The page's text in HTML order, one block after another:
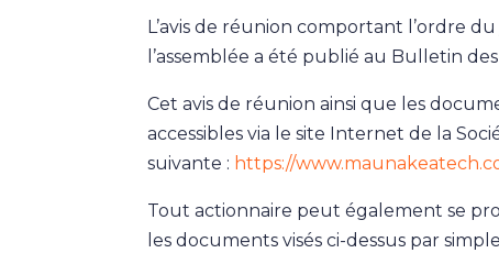
L’avis de réunion comportant l’ordre
l’assemblée a été publié au Bulletin
Cet avis de réunion ainsi que les
accessibles via le site Internet de la
suivante : https://
Tout actionnaire peut également se
les documents visés ci-dessus par